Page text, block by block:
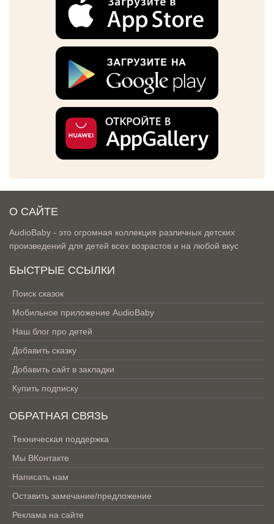
О САЙТЕ
AudioBaby - это огромная коллекция различных детских
произведений для детей всех возрастов и на любой вкус
БЫСТРЫЕ ССЫЛКИ
Поиск сказок
Мобильное приложение AudioBaby
Наш блог про детей
Добавить сказку
Добавить сайт в закладки
Купить подписку
ОБРАТНАЯ СВЯЗЬ
Техническая поддержка
Мы ВКонтакте
Написать нам
Оставить замечание/предложение
Реклама на сайте